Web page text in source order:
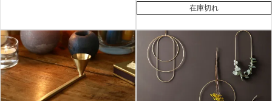
在庫切れ